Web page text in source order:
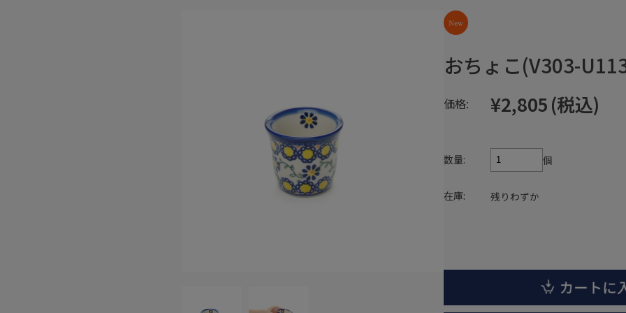
おちょこ(V303-
価格: ¥2,805(税込)
数量: 個
在庫: 残りわずか